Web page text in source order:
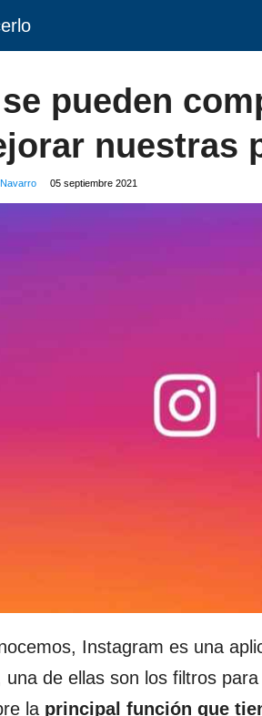
pueden
nuestras
05 septiembre 2021
Instagram es una
de ellas son los filtros
la principal función que